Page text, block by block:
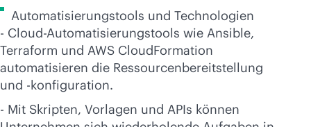
Automatisierungstools und Technologien
- Cloud-Automatisierungstools wie Ansible,
Terraform und AWS CloudFormation
automatisieren die Ressourcenbereitstellung
und -konfiguration.
- Mit Skripten, Vorlagen und APIs können